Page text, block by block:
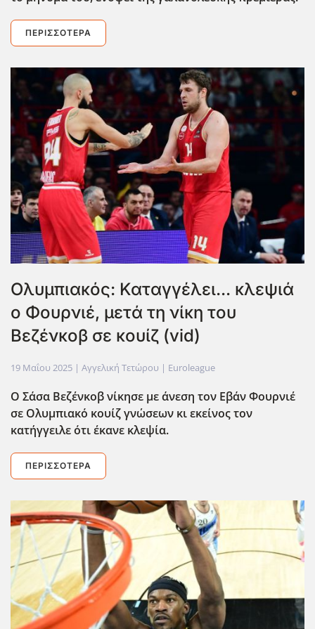
ΠΕΡΙΣΣΌΤΕΡΑ
Ολυμπιακός: Καταγγέλει... κλεψιά
ο Φουρνιέ, μετά τη νίκη του
Βεζένκοβ σε κουίζ (vid)
19 Μαΐου 2025 | Αγγελική Τετώρου | Euroleague
Ο Σάσα Βεζένκοβ νίκησε με άνεση τον Εβάν Φουρνιέ
σε Ολυμπιακό κουίζ γνώσεων κι εκείνος τον
κατήγγειλε ότι έκανε κλεψία.
ΠΕΡΙΣΣΌΤΕΡΑ